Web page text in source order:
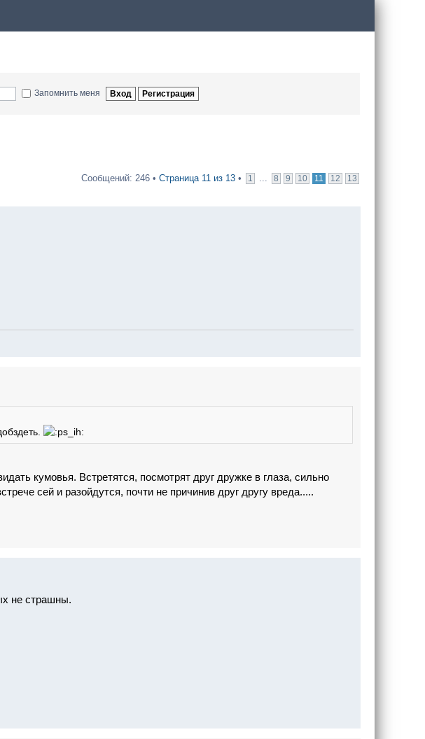
Запомнить меня
Сообщений: 246 • Страница 11 из 13 • 1 ... 8 9 10 11 12 13
кумовья. Встретятся, посмотрят друг дружке в глаза, сильно
сей и разойдутся, почти не причинив друг другу вреда.....
не страшны.